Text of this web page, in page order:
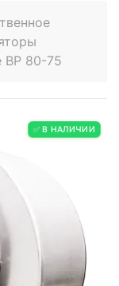
ВР 80-75
✅ В НАЛИЧИИ